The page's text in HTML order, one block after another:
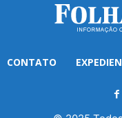
CONTATO